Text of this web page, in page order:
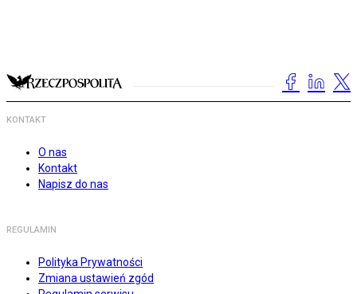
KONTAKT
O nas
Kontakt
Napisz do nas
REGULAMIN
Polityka Prywatności
Zmiana ustawień zgód